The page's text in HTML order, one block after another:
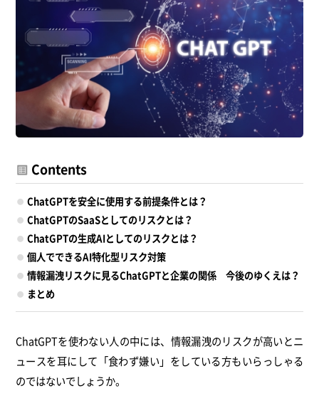
Contents
ChatGPTを安全に使用する前提条件とは？
ChatGPTのSaaSとしてのリスクとは？
ChatGPTの生成AIとしてのリスクとは？
個人でできるAI特化型リスク対策
情報漏洩リスクに見るChatGPTと企業の関係 今後のゆくえは？
まとめ
ChatGPTを使わない人の中には、情報漏洩のリスクが高いとニ
ュースを耳にして「食わず嫌い」をしている方もいらっしゃる
のではないでしょうか。